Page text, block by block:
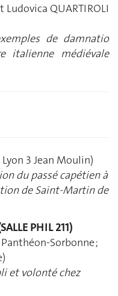
Ludovica QUARTIROLI
de damnatio
italienne médiévale
3 Jean Moulin)
du passé capétien à
de Saint-Martin de
PHIL 211)
Sorbonne ;
et volonté chez